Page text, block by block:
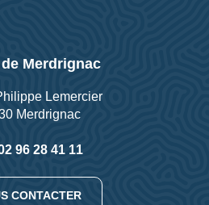
Merdrignac
Lemercier
Merdrignac
96 28 41 11
CONTACTER